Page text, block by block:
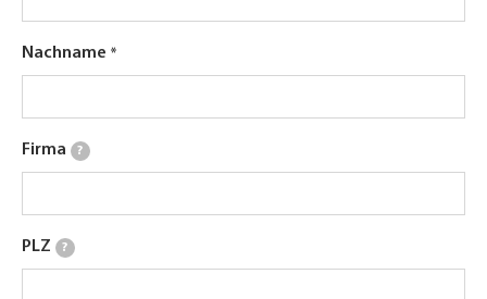
Nachname
Firma ?
PLZ ?